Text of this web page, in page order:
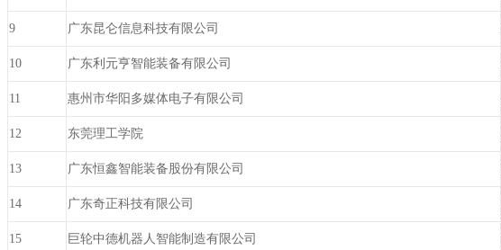
9
广东昆仑信息科技有限公司
10
广东利元亨智能装备有限公司
11
惠州市华阳多媒体电子有限公司
12
东莞理工学院
13
广东恒鑫智能装备股份有限公司
14
广东奇正科技有限公司
15
巨轮中德机器人智能制造有限公司